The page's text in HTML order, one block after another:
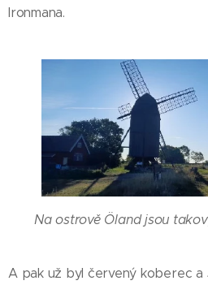
Ironmana.
Na ostrově Öland jsou
A pak už byl červený koberec a